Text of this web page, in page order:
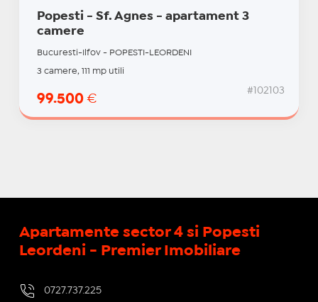
Popesti - Sf. Agnes - apartament 3
camere
Bucuresti-Ilfov - POPESTI-LEORDENI
3 camere, 111 mp utili
99.500 €
#102103
Apartamente sector 4 si Popesti
Leordeni - Premier Imobiliare
0727.737.225